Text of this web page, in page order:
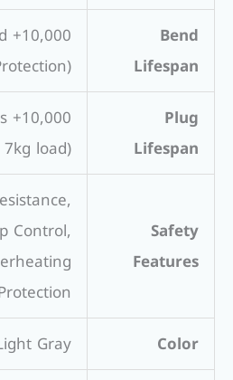
Bend
Lifespan
Plug
Lifespan
load)
Safety
Features
Control,
Color
Gray